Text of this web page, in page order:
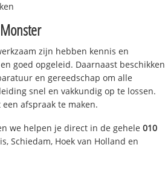
Monster
zijn hebben kennis en
goed opgeleid. Daarnaast beschikken
en gereedschap om alle
snel en vakkundig op te lossen.
afspraak te maken.
we helpen je direct in de gehele 010
Schiedam, Hoek van Holland en